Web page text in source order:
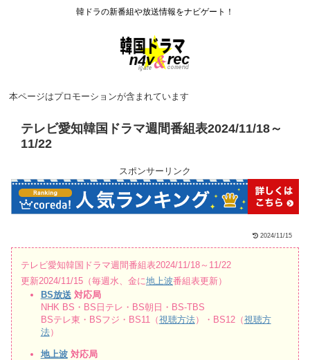
韓ドラの新番組や放送情報をナビゲート！
本ページはプロモーションが含まれています
テレビ愛知韓国ドラマ週間番組表2024/11/18～
11/22
スポンサーリンク
2024/11/15
テレビ愛知韓国ドラマ週間番組表2024/11/18～11/22
更新2024/11/15（毎週水、金に地上波番組表更新）
BS放送 対応局
NHK BS・BS日テレ・BS朝日・BS-TBS
BSテレ東・BSフジ・BS11（視聴方法）・BS12（視聴方
法）
地上波対応局